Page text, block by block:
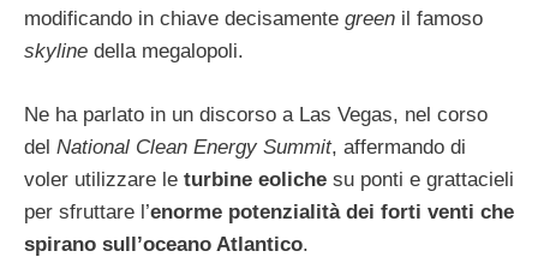
modificando in chiave decisamente green il famoso
skyline della megalopoli.
Ne ha parlato in un discorso a Las Vegas, nel corso
del National Clean Energy Summit, affermando di
voler utilizzare le turbine eoliche su ponti e grattacieli
per sfruttare l’enorme potenzialità dei forti venti che
spirano sull’oceano Atlantico.